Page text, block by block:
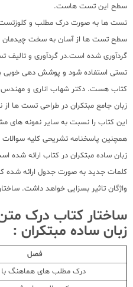
سطح این تست هاست.
تست ها به صورت درک مطلب و کلوزتست
سطح تست ها از آسان به سخت چیدمان
گردآوری شده است.در گردآوری و تالیف
تستی استفاده شود و پوشش دهی خوبی
کتاب هست. دکتر شهاب اناری و مهندس
زبان جامع مبتکران در طراحی تست ها از
این کتاب را نسبت به سایر نمونه های
همچنین پاسخنامه تشریحی کلیه سوالات
زبان ساده مبتکران در کتاب ارائه
کلمات جدید به صورت جدول ارائه شده
واژگان تاثیر بسزایی خواهد داشت.
ساختار کتاب درک
زبان ساده مبتکران :
فصل
درک مطلب های هماهنگ با